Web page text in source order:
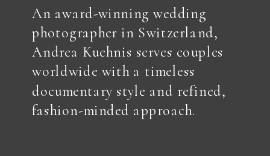
An award-winning wedding
photographer in Switzerland,
Andrea Kuehnis serves couples
worldwide with a timeless
documentary style and refined,
fashion-minded approach.